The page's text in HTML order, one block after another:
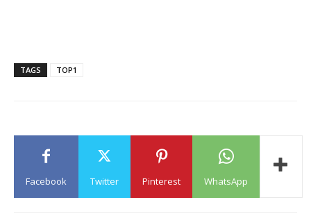
TAGS TOP1
Facebook Twitter Pinterest WhatsApp